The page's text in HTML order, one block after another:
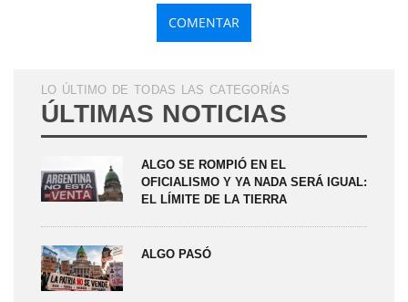
LO ÚLTIMO DE TODAS LAS CATEGORÍAS
ÚLTIMAS NOTICIAS
ALGO SE ROMPIÓ EN EL
OFICIALISMO Y YA NADA SERÁ IGUAL:
EL LÍMITE DE LA TIERRA
ALGO PASÓ